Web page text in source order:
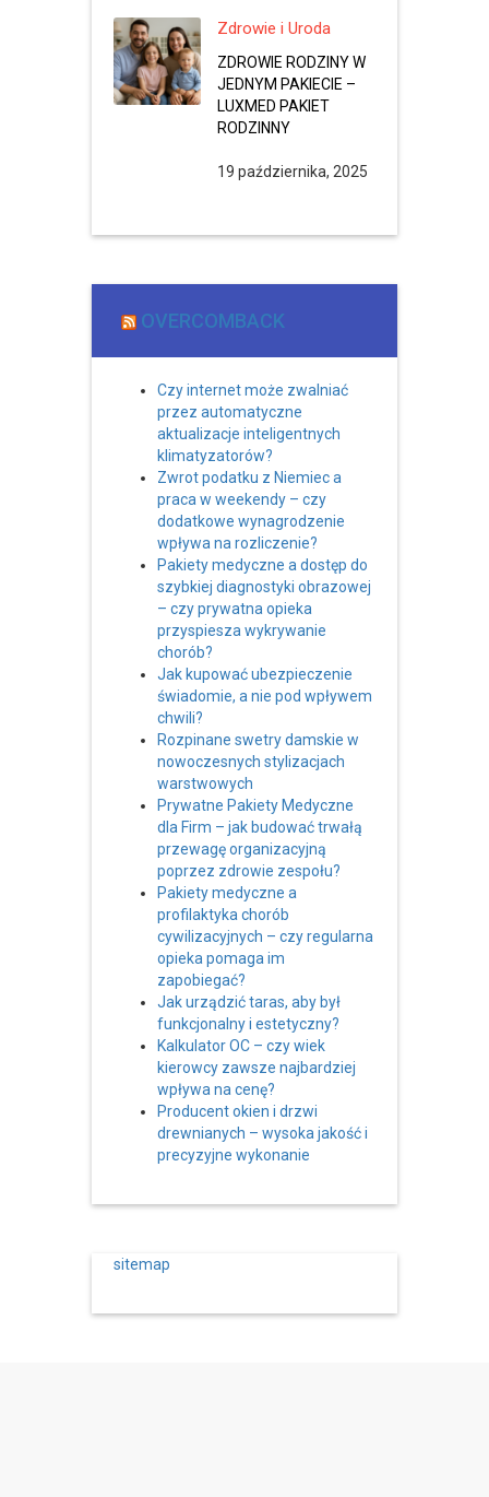
Zdrowie i Uroda
ZDROWIE RODZINY W
JEDNYM PAKIECIE –
LUXMED PAKIET
RODZINNY
19 października, 2025
OVERCOMBACK
Czy internet może zwalniać
przez automatyczne
aktualizacje inteligentnych
klimatyzatorów?
Zwrot podatku z Niemiec a
praca w weekendy – czy
dodatkowe wynagrodzenie
wpływa na rozliczenie?
Pakiety medyczne a dostęp do
szybkiej diagnostyki obrazowej
– czy prywatna opieka
przyspiesza wykrywanie
chorób?
Jak kupować ubezpieczenie
świadomie, a nie pod wpływem
chwili?
Rozpinane swetry damskie w
nowoczesnych stylizacjach
warstwowych
Prywatne Pakiety Medyczne
dla Firm – jak budować trwałą
przewagę organizacyjną
poprzez zdrowie zespołu?
Pakiety medyczne a
profilaktyka chorób
cywilizacyjnych – czy regularna
opieka pomaga im
zapobiegać?
Jak urządzić taras, aby był
funkcjonalny i estetyczny?
Kalkulator OC – czy wiek
kierowcy zawsze najbardziej
wpływa na cenę?
Producent okien i drzwi
drewnianych – wysoka jakość i
precyzyjne wykonanie
sitemap